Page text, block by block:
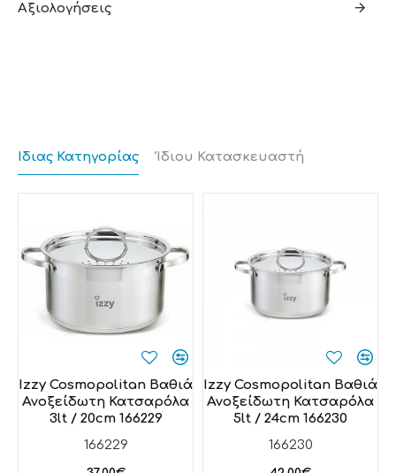
Κατάλληλο για πλυντήριο πιάτων
Αξιολογήσεις
Ίδιας Κατηγορίας Ίδιου Κατασκευαστή
166229
Izzy Cosmopolitan Βαθιά
Ανοξείδωτη Κατσαρόλα
3lt / 20cm 166229
166230
Izzy Cosmopolitan Βαθιά
Ανοξείδωτη Κατσαρόλα
5lt / 24cm 166230